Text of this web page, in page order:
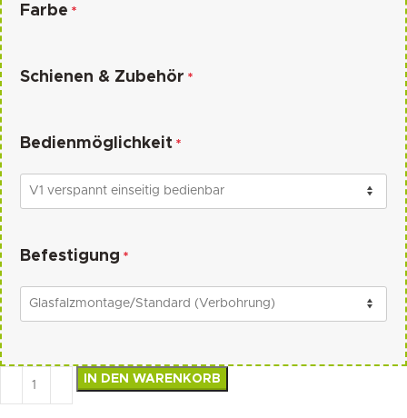
Farbe *
Schienen & Zubehör *
Bedienmöglichkeit *
Befestigung *
IN DEN WARENKORB